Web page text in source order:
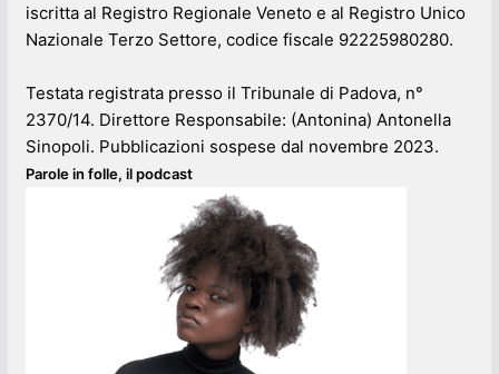
iscritta al Registro Regionale Veneto e al Registro Unico
Nazionale Terzo Settore, codice fiscale 92225980280.
Testata registrata presso il Tribunale di Padova, n°
2370/14. Direttore Responsabile: (Antonina) Antonella
Sinopoli. Pubblicazioni sospese dal novembre 2023.
Parole in folle, il podcast